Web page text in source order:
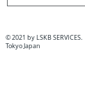
© 2021 by LSKB
Tokyo Japan